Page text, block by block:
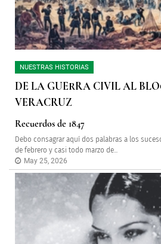
NUESTRAS HISTORIAS
DE LA GUERRA CIVIL AL
VERACRUZ
Recuerdos de 1847
Debo consagrar aquí dos palabras a los
de febrero y casi todo marzo de...
May 25, 2026